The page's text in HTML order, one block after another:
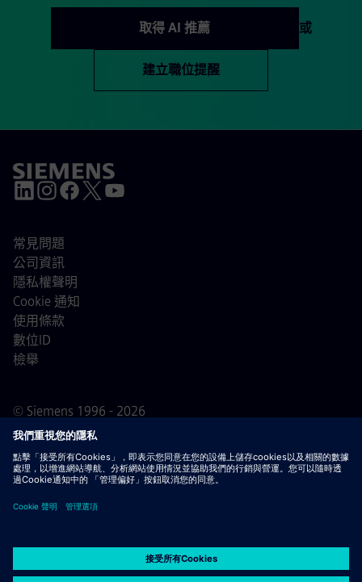
取得 AI 推薦 或
建立職位提醒
© Siemens 1996 - 2026
常見問題
公司資訊
隱私權聲明
Cookie 通知
使用條款
數位ID
檢舉
重要通知敬告所有求職者，西門子在申請過程的任何階段
會要求提供銀行帳戶資料或個人財務資訊作為錄用保證。同
件，除非您確信該聯絡來自我們正在進行的正式招聘流程中
的專業人員。